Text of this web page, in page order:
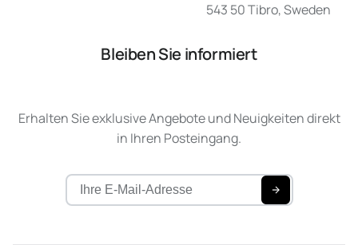
543 50 Tibro, Sweden
Bleiben Sie informiert
Erhalten Sie exklusive Angebote und Neuigkeiten direkt
in Ihren Posteingang.